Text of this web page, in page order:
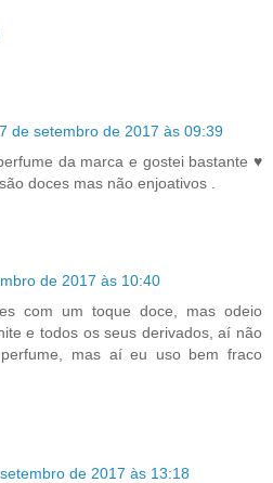
de setembro de 2017 às 09:39
da marca e gostei bastante ♥
doces mas não enjoativos .
de 2017 às 10:40
com um toque doce, mas odeio
e todos os seus derivados, aí não
mas aí eu uso bem fraco
de 2017 às 13:18